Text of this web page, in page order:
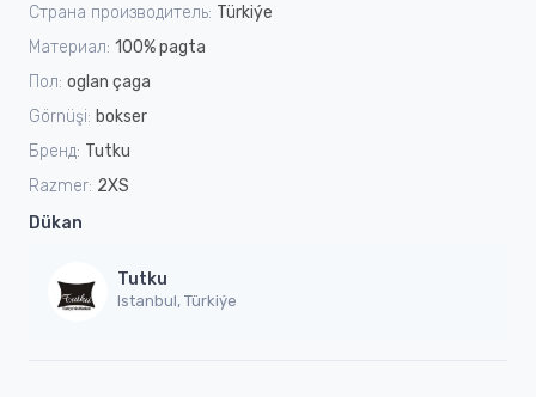
Страна производитель: Türkiýe
Материал: 100% pagta
Пол: oglan çaga
Görnüşi: bokser
Бренд: Tutku
Razmer: 2XS
Dükan
Tutku
Istanbul, Türkiýe